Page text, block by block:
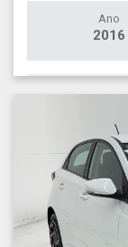
Ano
2016